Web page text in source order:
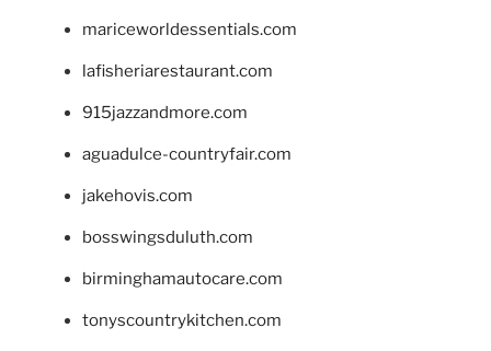
mariceworldessentials.com
lafisheriarestaurant.com
915jazzandmore.com
aguadulce-countryfair.com
jakehovis.com
bosswingsduluth.com
birminghamautocare.com
tonyscountrykitchen.com